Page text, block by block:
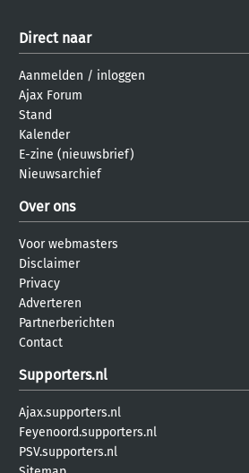
Direct naar
Aanmelden / inloggen
Ajax Forum
Stand
Kalender
E-zine (nieuwsbrief)
Nieuwsarchief
Over ons
Voor webmasters
Disclaimer
Privacy
Adverteren
Partnerberichten
Contact
Supporters.nl
Ajax.supporters.nl
Feyenoord.supporters.nl
PSV.supporters.nl